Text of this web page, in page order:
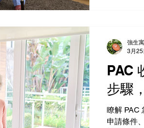
PAC
步驟
瞭解 PAC
申請條件
強生
3月25